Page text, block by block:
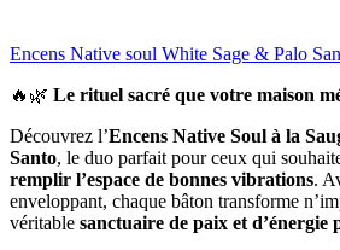
Encens Native soul White Sage & Palo
🔥🌿 Le rituel sacré que votre maison
Découvrez l’Encens Native Soul à la
Santo, le duo parfait pour ceux qui
remplir l’espace de bonnes vibrations.
enveloppant, chaque bâton transforme
véritable sanctuaire de paix et d’énergie